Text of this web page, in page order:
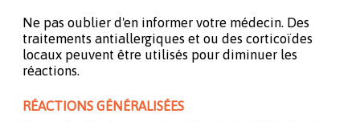
Ne pas oublier d'en informer votre médecin. Des
traitements antiallergiques et ou des corticoïdes
locaux peuvent être utilisés pour diminuer les
réactions.
RÉACTIONS GÉNÉRALISÉES